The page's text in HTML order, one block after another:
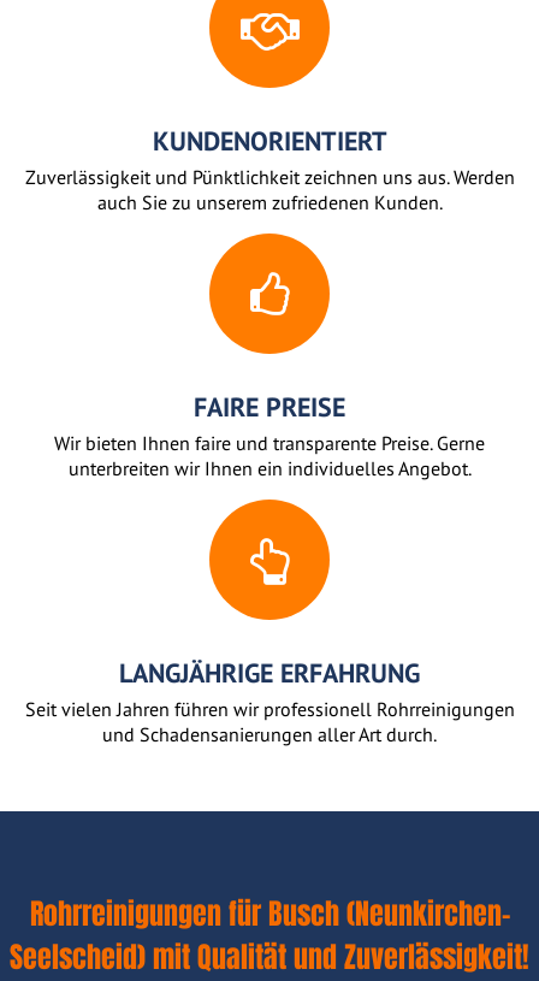
KUNDENORIENTIERT
Zuverlässigkeit und Pünktlichkeit zeichnen uns aus. Werden
auch Sie zu unserem zufriedenen Kunden.
FAIRE PREISE
Wir bieten Ihnen faire und transparente Preise. Gerne
unterbreiten wir Ihnen ein individuelles Angebot.
LANGJÄHRIGE ERFAHRUNG
Seit vielen Jahren führen wir professionell Rohrreinigungen
und Schadensanierungen aller Art durch.
Rohrreinigungen für Busch (Neunkirchen-
Seelscheid) mit Qualität und Zuverlässigkeit!